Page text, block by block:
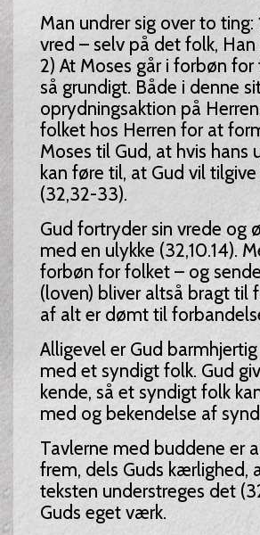
Man undrer sig over to ting:
vred – selv på det folk,
2) At Moses går i forbøn
så grundigt. Både i denne
oprydningsaktion på
folket hos Herren for at
Moses til Gud, at hvis
kan føre til, at Gud vil
(32,32-33).
Gud fortryder sin vrede og
med en ulykke (32,10.14).
forbøn for folket – og
(loven) bliver altså bragt til
af alt er dømt til
Alligevel er Gud
med et syndigt folk. Gud
kende, så et syndigt folk
med og bekendelse af
Tavlerne med buddene er
frem, dels Guds kærlighed,
teksten understreges det
Guds eget værk.